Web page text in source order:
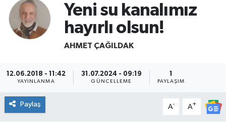
Yeni su kanalımız
hayırlı olsun!
AHMET ÇAĞILDAK
12.06.2018 - 11:42
YAYINLANMA
31.07.2024 - 09:19
GÜNCELLEME PAYLAŞIM
Paylaş A- A+
Trafik Durumu
Süper Lig Puan Durumu ve Fikstür
Son Dakika Haberleri
Haber Arşivi